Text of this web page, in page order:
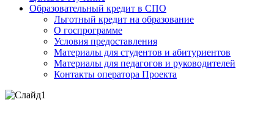
Образовательный кредит в СПО
Льготный кредит на образование
О госпрограмме
Условия предоставления
Материалы для студентов и абитуриентов
Материалы для педагогов и руководителей
Контакты оператора Проекта